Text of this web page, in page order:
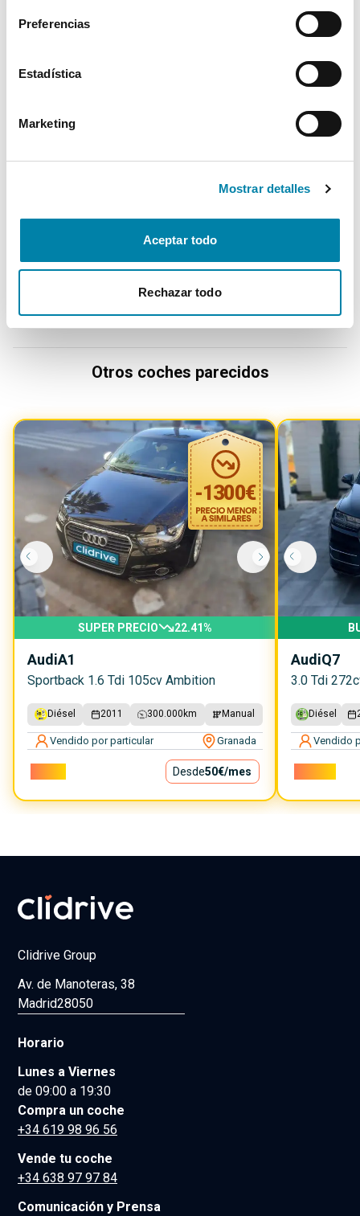
Preferencias
Estadística
Marketing
Mostrar detalles
Aceptar todo
Rechazar todo
Seguridad
Multimedia
Confort
Más de 3.500 clientes satisfechos
Otros coches parecidos
-1300€
SUPER PRECIO 22.41%
AudiA1
Sportback 1.6 Tdi 105cv Ambition
Diésel 2011 300.000 km Manual
Vendido por particular Granada
Desde50€/mes
AudiQ7
3.0 Tdi
Diésel
Vendido
Clidrive Group
Av. de Manoteras, 38
Madrid28050
Horario
Lunes a Viernes
de 09:00 a 19:30
Compra un coche
+34 619 98 96 56
Vende tu coche
+34 638 97 97 84
Comunicación y Prensa